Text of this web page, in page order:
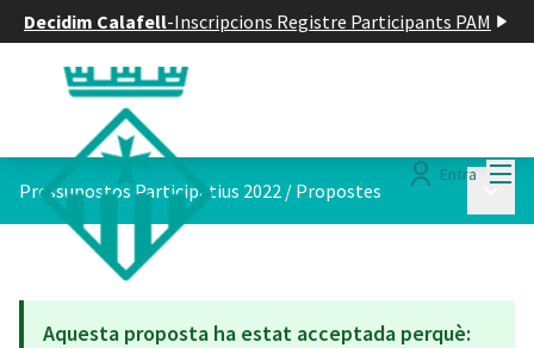
Decidim Calafell-Inscripcions Registre Participants PAM
Entra
Pressupostos Participatius 2022 / Propostes
Aquesta proposta ha estat acceptada perquè: